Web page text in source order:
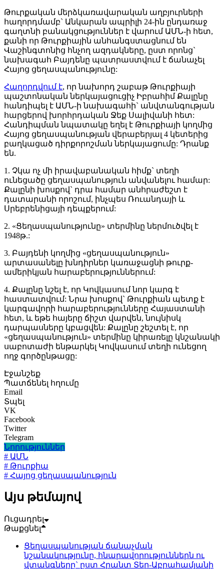
Թուրքական մերձկառավարական աղբյուրների
հաղորդմամբ` Անկարան ապրիլի 24-ին ընդառաջ
գաղտնի բանակցություններ է վարում ԱՄՆ-ի հետ,
քանի որ Թուրքիային անհանգստացնում են
Վաշինգտոնից հնչող ազդակները, ըստ որոնց`
նախագահ Բայդենը պատրաստվում է ճանաչել
Հայոց ցեղասպանությունը:
Հաղորդվում է, որ նախորդ շաբաթ Թուրքիայի
պաշտոնական ներկայացուցիչ Իբրահիմ Քալընը
հանդիպել է ԱՄՆ-ի նախագահի` անվտանգության
հարցերով խորհրդական Ջեք Սալիվանի հետ:
Հանդիպման նպատակը եղել է Թուրքիայի կողմից
Հայոց ցեղասպանության վերաբերյալ 4 կետերից
բաղկացած դիրքորոշման ներկայացումը: Դրանք
են.
1. Չկա ոչ մի իրավաբանական հիմք` տեղի
ունեցածը ցեղասպանություն անվանելու համար:
Քալընի խոսքով` դրա համար անհրաժեշտ է
դատարանի որոշում, ինչպես Ռուանդայի և
Սրեբրենիցայի դեպքերում:
2. «Ցեղասպանությունը» տերմինը ներմուծվել է
1948թ.:
3. Բայդենի կողմից «ցեղասպանություն»
արտասանելը խնդիրներ կառաջացնի թուրք-
ամերիկյան հարաբերություններում:
4. Քալընը նշել է, որ Կովկասում նոր կարգ է
հաստատվում: Նրա խոսքով` Թուրքիան պետք է
կարգավորի հարաբերությունները Հայաստանի
հետ, և եթե հայերը ճիշտ վարվեն, նույնիսկ
դարպասները կբացվեն: Քալընը շեշտել է, որ
«ցեղասպանություն» տերմինը կիրառելը կնշանակի
սաբոտաժի ենթարկել Կովկասում տեղի ունեցող
ողջ գործընթացը:
Էջանշեք
Պատճենել հղումը
Email
Տպել
VK
Facebook
Twitter
Telegram
Նորություններ
# ԱՄՆ
# Թուրքիա
# Հայոց ցեղասպանություն
Այս թեմայով
Ուցադրել
Թաքցնել
Ցեղասպանության ճանաչման
նշանակությունը, հնարավորություններն ու
վտանգները` ըստ Հրանտ Տեր-Աբրահամյանի